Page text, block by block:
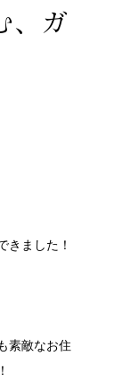
、ガ
きました！
素敵なお住